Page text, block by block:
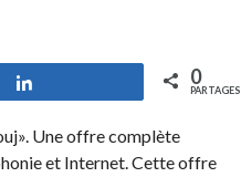
0
PARTAGES
Une offre complète
et Internet. Cette offre